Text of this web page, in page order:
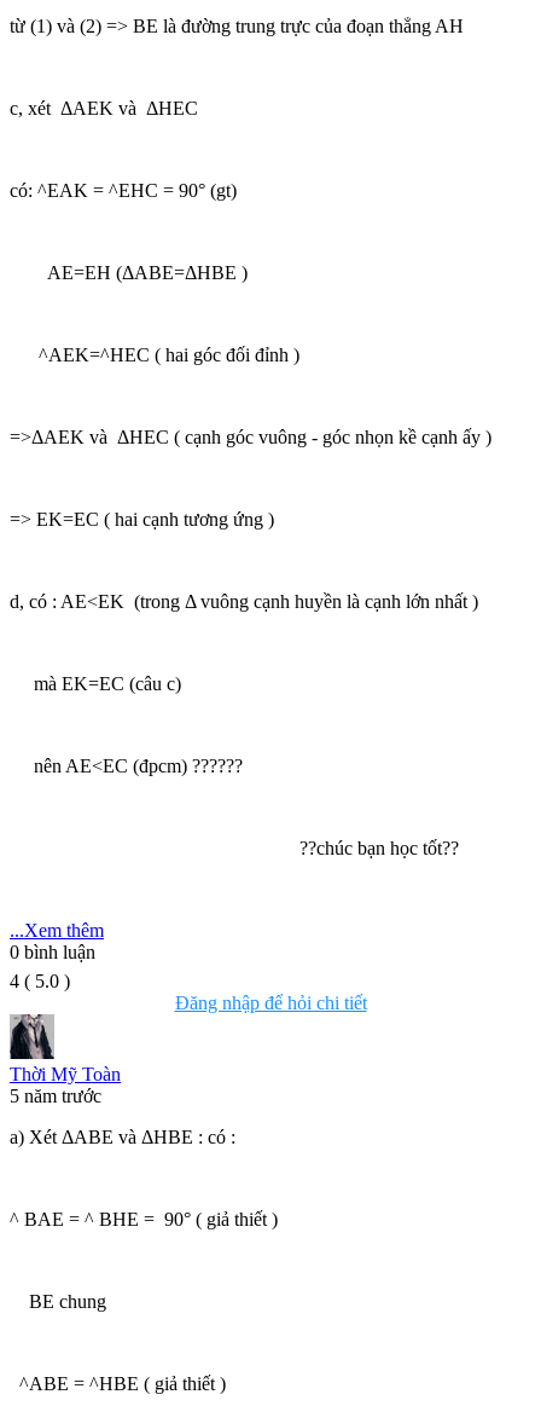
từ (1) và (2) => BE là đường trung trực của đoạn thẳng AH
c, xét ΔAEK và ΔHEC
có: ^EAK = ^EHC = 90° (gt)
AE=EH (ΔABE=ΔHBE )
^AEK=^HEC ( hai góc đối đỉnh )
=>ΔAEK và ΔHEC ( cạnh góc vuông - góc nhọn kề cạnh ấy )
=> EK=EC ( hai cạnh tương ứng )
d, có : AE<EK (trong Δ vuông cạnh huyền là cạnh lớn nhất )
mà EK=EC (câu c)
nên AE<EC (đpcm) ??????
??chúc bạn học tốt??
...Xem thêm
0 bình luận
4 ( 5.0 )
Đăng nhập để hỏi chi tiết
Thời Mỹ Toàn
5 năm trước
a) Xét ΔABE và ΔHBE : có :
^ BAE = ^ BHE = 90° ( giả thiết )
BE chung
^ABE = ^HBE ( giả thiết )